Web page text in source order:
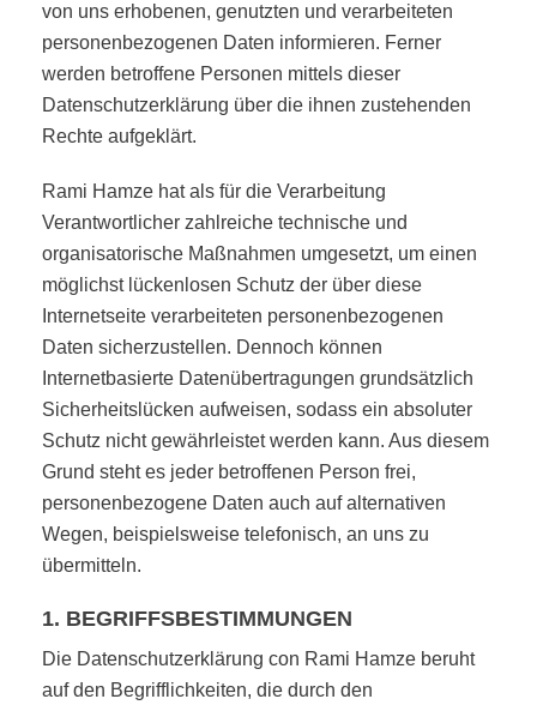
von uns erhobenen, genutzten und verarbeiteten
personenbezogenen Daten informieren. Ferner
werden betroffene Personen mittels dieser
Datenschutzerklärung über die ihnen zustehenden
Rechte aufgeklärt.
Rami Hamze hat als für die Verarbeitung
Verantwortlicher zahlreiche technische und
organisatorische Maßnahmen umgesetzt, um einen
möglichst lückenlosen Schutz der über diese
Internetseite verarbeiteten personenbezogenen
Daten sicherzustellen. Dennoch können
Internetbasierte Datenübertragungen grundsätzlich
Sicherheitslücken aufweisen, sodass ein absoluter
Schutz nicht gewährleistet werden kann. Aus diesem
Grund steht es jeder betroffenen Person frei,
personenbezogene Daten auch auf alternativen
Wegen, beispielsweise telefonisch, an uns zu
übermitteln.
1. BEGRIFFSBESTIMMUNGEN
Die Datenschutzerklärung con Rami Hamze beruht
auf den Begrifflichkeiten, die durch den